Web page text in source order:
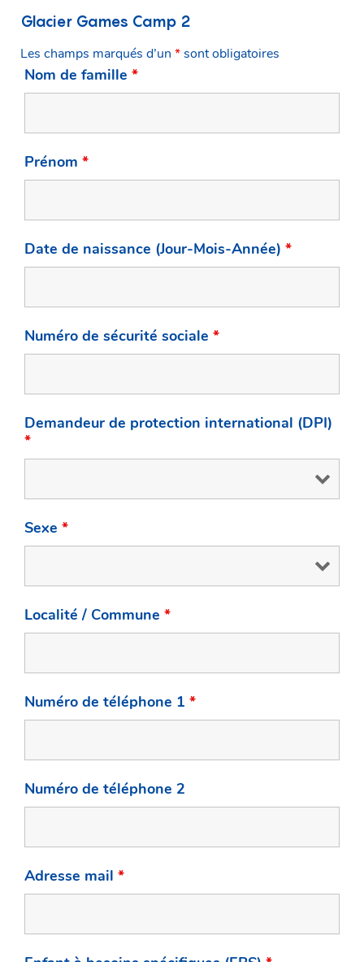
Glacier Games Camp 2
Les champs marqués d’un *sont obligatoires
Nom de famille *
Prénom *
Date de naissance (Jour-Mois-Année) *
Numéro de sécurité sociale *
Demandeur de protection international (DPI)
*
Sexe *
Localité / Commune *
Numéro de téléphone 1 *
Numéro de téléphone 2
Adresse mail *